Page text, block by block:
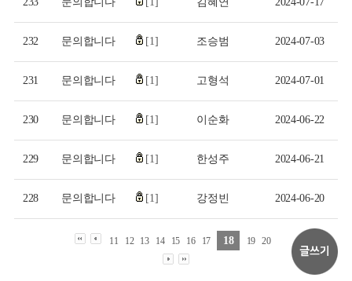
232 문의합니다 [1] 조승범 2024-07-03
231 문의합니다 [1] 고형석 2024-07-01
230 문의합니다 [1] 이순화 2024-06-22
229 문의합니다 [1] 한성주 2024-06-21
228 문의합니다 [1] 강정빈 2024-06-20
11 12 13 14 15 16 17 18 19 20